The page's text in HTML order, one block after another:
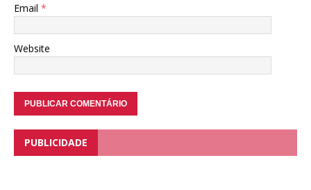
Email *
Website
PUBLICIDADE